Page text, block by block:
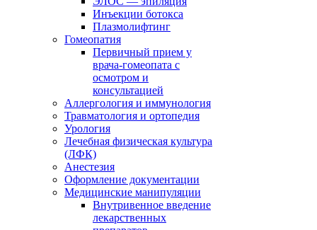
Инъекции ботокса
Плазмолифтинг
Гомеопатия
Первичный прием у
врача-гомеопата с
осмотром и
консультацией
Аллергология и иммунология
Травматология и ортопедия
Урология
Лечебная физическая культура
(ЛФК)
Анестезия
Оформление документации
Медицинские манипуляции
Внутривенное введение
лекарственных